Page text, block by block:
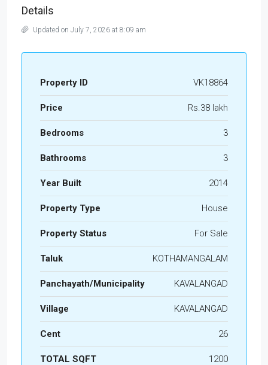
Details
Updated on July 7, 2026 at 8:09 am
Property ID VK18864
Price Rs.38 lakh
Bedrooms 3
Bathrooms 3
Year Built 2014
Property Type House
Property Status For Sale
Taluk KOTHAMANGALAM
Panchayath/Municipality KAVALANGAD
Village KAVALANGAD
Cent 26
TOTAL SQFT 1200